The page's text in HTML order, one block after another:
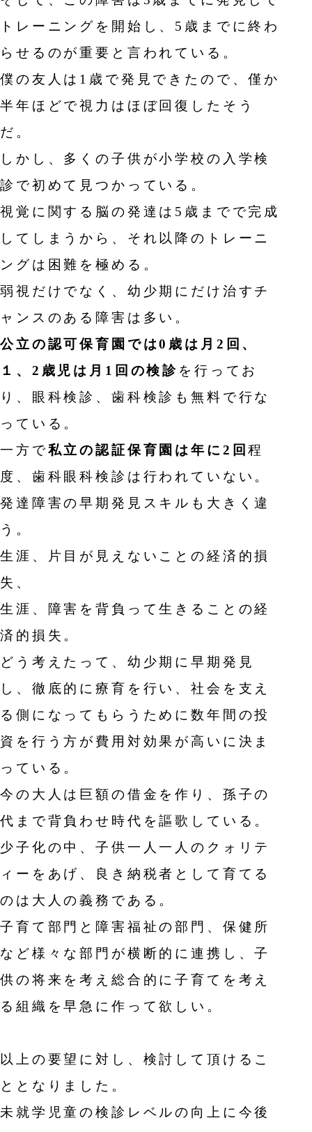
トレーニングを開始し、5歳までに終わ
らせるのが重要と言われている。
僕の友人は1歳で発見できたので、僅か
半年ほどで視力はほぼ回復したそう
だ。
しかし、多くの子供が小学校の入学検
診で初めて見つかっている。
視覚に関する脳の発達は5歳までで完成
してしまうから、それ以降のトレーニ
ングは困難を極める。
弱視だけでなく、幼少期にだけ治すチ
ャンスのある障害は多い。
公立の認可保育園では0歳は月2回、
１、2歳児は月1回の検診 を行ってお
り、眼科検診、歯科検診も無料で行な
っている。
一方で私立の認証保育園は年に2回程
度、歯科眼科検診は行われていない。
発達障害の早期発見スキルも大きく違
う。
生涯、片目が見えないことの経済的損
失、
生涯、障害を背負って生きることの経
済的損失。
どう考えたって、幼少期に早期発見
し、徹底的に療育を行い、社会を支え
る側になってもらうために数年間の投
資を行う方が費用対効果が高いに決ま
っている。
今の大人は巨額の借金を作り、孫子の
代まで背負わせ時代を謳歌している。
少子化の中、子供一人一人のクォリテ
ィーをあげ、良き納税者として育てる
のは大人の義務である。
子育て部門と障害福祉の部門、保健所
など様々な部門が横断的に連携し、子
供の将来を考え総合的に子育てを考え
る組織を早急に作って欲しい。
以上の要望に対し、検討して頂けるこ
ととなりました。
未就学児童の検診レベルの向上に今後